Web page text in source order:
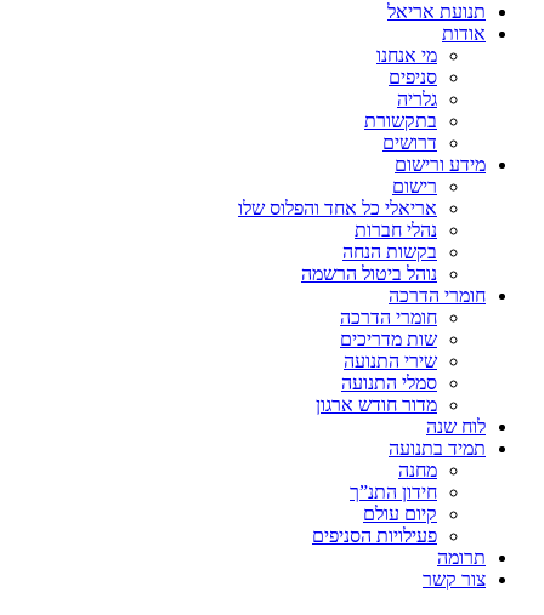
תנועת אריאל
אודות
מי אנחנו
סניפים
גלריה
בתקשורת
דרושים
מידע ורישום
רישום
אריאלי כל אחד והפלוס שלו
נהלי חברות
בקשות הנחה
נוהל ביטול הרשמה
חומרי הדרכה
חומרי הדרכה
שות מדריכים
שירי התנועה
סמלי התנועה
מדור חודש ארגון
לוח שנה
תמיד בתנועה
מחנה
חידון התנ”ך
קיום עולם
פעילויות הסניפים
תרומה
צור קשר